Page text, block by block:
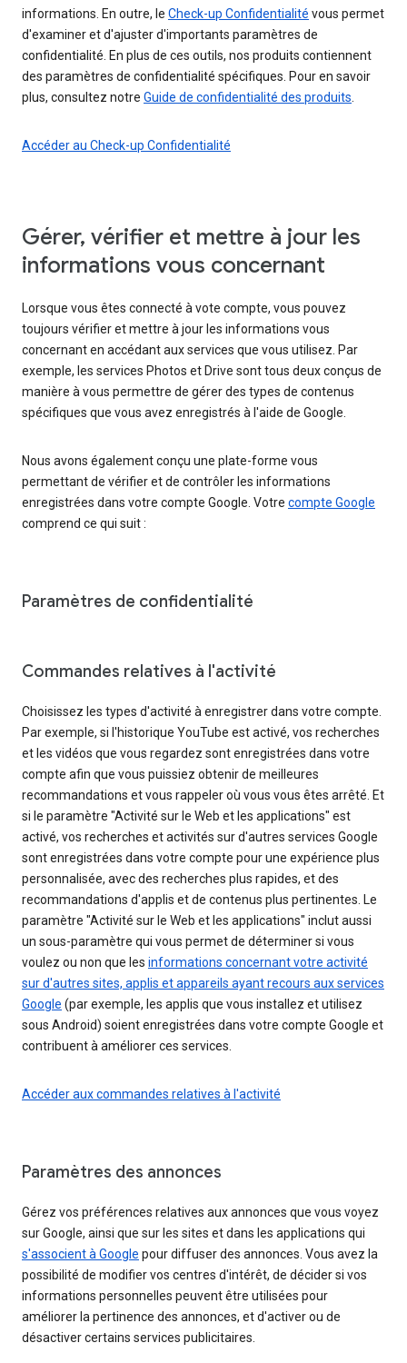
informations. En outre, le Check-up Confidentialité vous permet
d'examiner et d'ajuster d'importants paramètres de
confidentialité. En plus de ces outils, nos produits contiennent
des paramètres de confidentialité spécifiques. Pour en savoir
plus, consultez notre Guide de confidentialité des produits
Accéder au Check-up Confidentialité
Gérer, vérifier et mettre à jour les
informations vous concernant
Lorsque vous êtes connecté à vote compte, vous pouvez
toujours vérifier et mettre à jour les informations vous
concernant en accédant aux services que vous utilisez. Par
exemple, les services Photos et Drive sont tous deux conçus de
manière à vous permettre de gérer des types de contenus
spécifiques que vous avez enregistrés à l'aide de Google.
Nous avons également conçu une plate-forme vous
permettant de vérifier et de contrôler les informations
enregistrées dans votre compte Google. Votre compte Google
comprend ce qui suit :
Paramètres de confidentialité
Commandes relatives à l'activité
Choisissez les types d'activité à enregistrer dans votre compte.
Par exemple, si l'historique YouTube est activé, vos recherches
et les vidéos que vous regardez sont enregistrées dans votre
compte afin que vous puissiez obtenir de meilleures
recommandations et vous rappeler où vous vous êtes arrêté. Et
si le paramètre "Activité sur le Web et les applications" est
activé, vos recherches et activités sur d'autres services Google
sont enregistrées dans votre compte pour une expérience plus
personnalisée, avec des recherches plus rapides, et des
recommandations d'applis et de contenus plus pertinentes. Le
paramètre "Activité sur le Web et les applications" inclut aussi
un sous-paramètre qui vous permet de déterminer si vous
voulez ou non que les informations concernant votre activité
sur d'autres sites, applis et appareils ayant recours aux services
Google (par exemple, les applis que vous installez et utilisez
sous Android) soient enregistrées dans votre compte Google et
contribuent à améliorer ces services.
Accéder aux commandes relatives à l'activité
Paramètres des annonces
Gérez vos préférences relatives aux annonces que vous voyez
sur Google, ainsi que sur les sites et dans les applications qui
s'associent à Google pour diffuser des annonces. Vous avez la
possibilité de modifier vos centres d'intérêt, de décider si vos
informations personnelles peuvent être utilisées pour
améliorer la pertinence des annonces, et d'activer ou de
désactiver certains services publicitaires.